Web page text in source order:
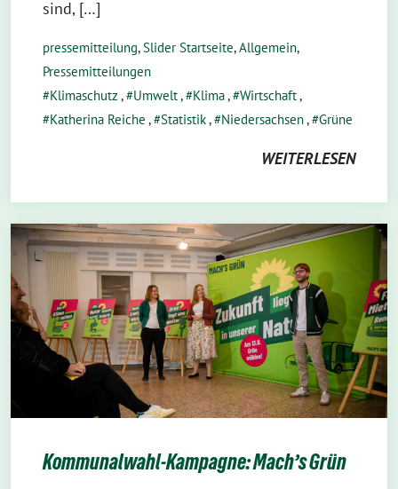
sind, […]
pressemitteilung,Slider Startseite,Allgemein,
Pressemitteilungen
Klimaschutz , Umwelt, Klima, Wirtschaft,
Katherina Reiche , Statistik, Niedersachsen, Grüne
WEITERLESEN
Kommunalwahl-Kampagne: Mach’s Grün